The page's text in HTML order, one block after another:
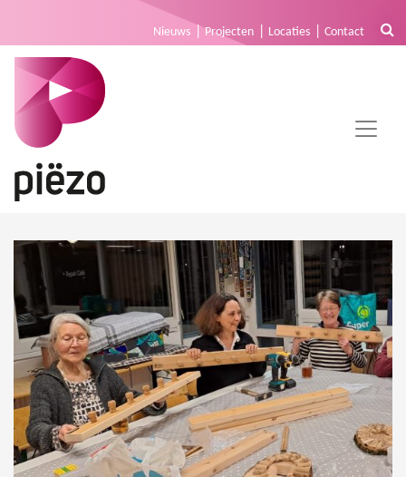
Nieuws Projecten Locaties Contact